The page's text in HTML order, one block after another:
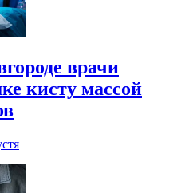
врачи
кисту массой